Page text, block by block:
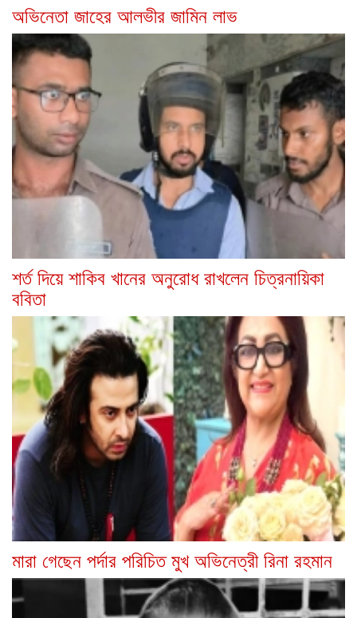
অভিনেতা জাহের আলভীর জামিন লাভ
শর্ত দিয়ে শাকিব খানের অনুরোধ রাখলেন চিত্রনায়িকা
ববিতা
মারা গেছেন পর্দার পরিচিত মুখ অভিনেত্রী রিনা রহমান